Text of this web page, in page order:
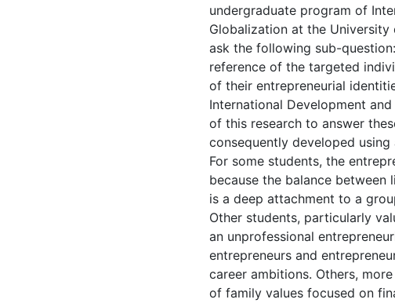
undergraduate program of
Globalization at the
ask the following sub-
reference of the targeted
of their entrepreneurial
International Development
of this research to answer
consequently developed
For some students, the
because the balance
is a deep attachment to a
Other students, particularly
an unprofessional
entrepreneurs and
career ambitions. Others,
of family values focused on